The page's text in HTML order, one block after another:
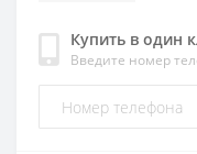
Купить в один
Введите номер